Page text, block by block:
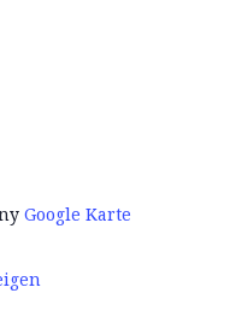
Google Karte